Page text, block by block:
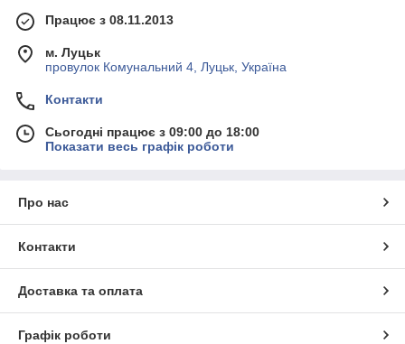
Працює з 08.11.2013
м. Луцьк
провулок Комунальний 4, Луцьк, Україна
Контакти
Сьогодні працює з 09:00 до 18:00
Показати весь графік роботи
Про нас
Контакти
Доставка та оплата
Графік роботи